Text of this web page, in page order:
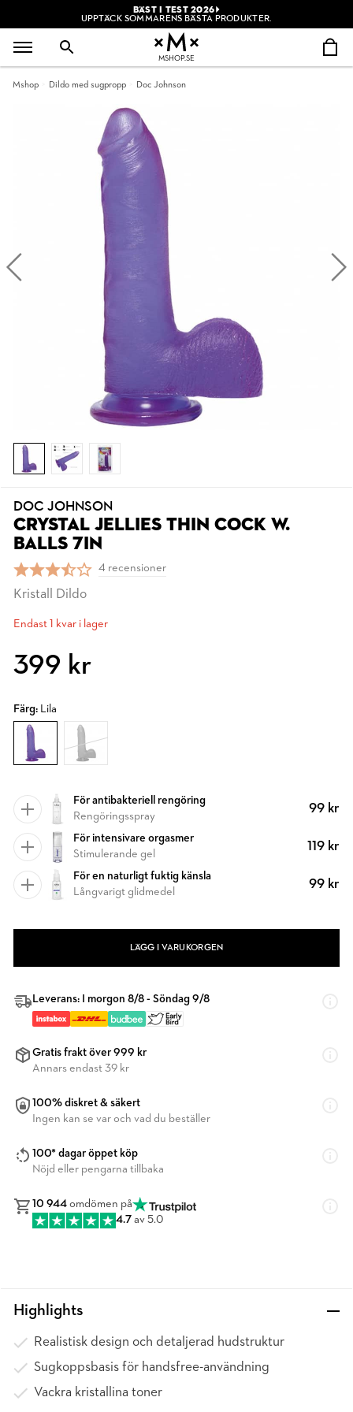
BÄST I TEST 2026
UPPTÄCK SOMMARENS BÄSTA PRODUKTER.
MSHOP.SE
Mshop Dildo med sugpropp Doc Johnson
DOC JOHNSON
CRYSTAL JELLIES THIN COCK W.
BALLS 7IN
4 recensioner
Kristall Dildo
Endast 1 kvar i lager
399 kr
Färg: Lila
För antibakteriell rengöring
Rengöringsspray
99 kr
För intensivare orgasmer
Stimulerande gel
119 kr
För en naturligt fuktig känsla
Långvarigt glidmedel
99 kr
LÄGG I VARUKORGEN
Leverans: I morgon 8/8 - Söndag 9/8
Gratis frakt över 999 kr
Annars endast 39 kr
100% diskret & säkert
Ingen kan se var och vad du beställer
100* dagar öppet köp
Nöjd eller pengarna tillbaka
10 944 omdömen på
4.7 av 5.0
Highlights
Realistisk design och detaljerad hudstruktur
Sugkoppsbasis för handsfree-användning
Vackra kristallina toner